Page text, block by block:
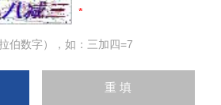
伯数字），如：三加四=7